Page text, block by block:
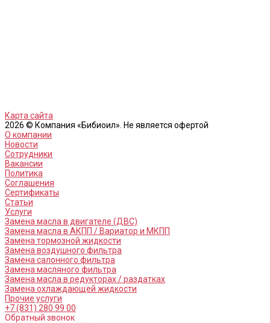
Карта сайта
2026 © Компания «Бибиоил». Не является офертой
О компании
Новости
Сотрудники
Вакансии
Политика
Соглашения
Сертификаты
Статьи
Услуги
Замена масла в двигателе (ДВС)
Замена масла в АКПП / Вариатор и МКПП
Замена тормозной жидкости
Замена воздушного фильтра
Замена салонного фильтра
Замена масляного фильтра
Замена масла в редукторах / раздатках
Замена охлаждающей жидкости
Прочие услуги
+7 (831) 280 99 00
Обратный звонок